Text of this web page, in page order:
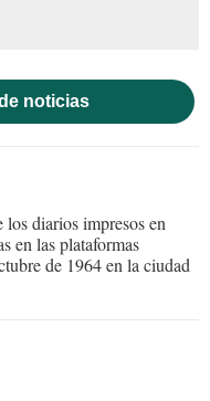
noticias
diarios impresos en
en las plataformas
de 1964 en la ciudad